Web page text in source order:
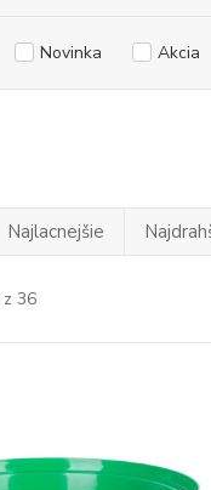
Novinka Akcia
Najlacnejšie
36